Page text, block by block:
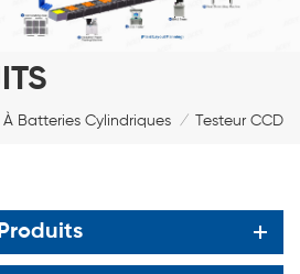
À Batteries Cylindriques / Testeur CCD